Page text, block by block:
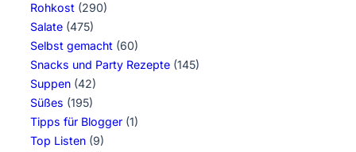
Rohkost (290)
Salate (475)
Selbst gemacht (60)
Snacks und Party Rezepte (145)
Suppen (42)
Süßes (195)
Tipps für Blogger (1)
Top Listen (9)